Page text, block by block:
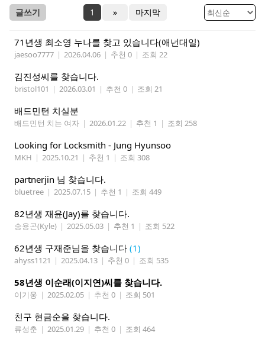
글쓰기 1 » 마지막
71년생 최소영 누나를 찾고 있습니다(애넌대일)
jaesoo7777 | 2026.04.06 | 추천 0 | 조회 22
김진성씨를 찾습니다.
bristol101 | 2026.03.01 | 추천 0 | 조회 21
배드민턴 치실분
배드민턴 치는 여자 | 2026.01.22 | 추천 1 | 조회 258
Looking for Locksmith - Jung Hyunsoo
MKH | 2025.10.21 | 추천 1 | 조회 308
partnerjin 님 찾습니다.
bluetree | 2025.07.15 | 추천 1 | 조회 449
82년생 재윤(Jay)를 찾습니다.
송용곤(Kyle) | 2025.05.03 | 추천 1 | 조회 522
62년생 구재준님을 찾습니다 (1)
ahyss1121 | 2025.04.13 | 추천 0 | 조회 535
58년생 이순래(이지연)씨를 찾습니다.
이기웅 | 2025.02.05 | 추천 0 | 조회 501
친구 현금순을 찾습니다.
류성춘 | 2025.01.29 | 추천 0 | 조회 464